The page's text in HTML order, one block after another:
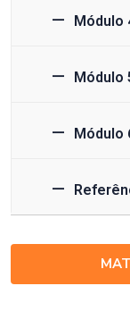
Módulo
Módulo
Módulo